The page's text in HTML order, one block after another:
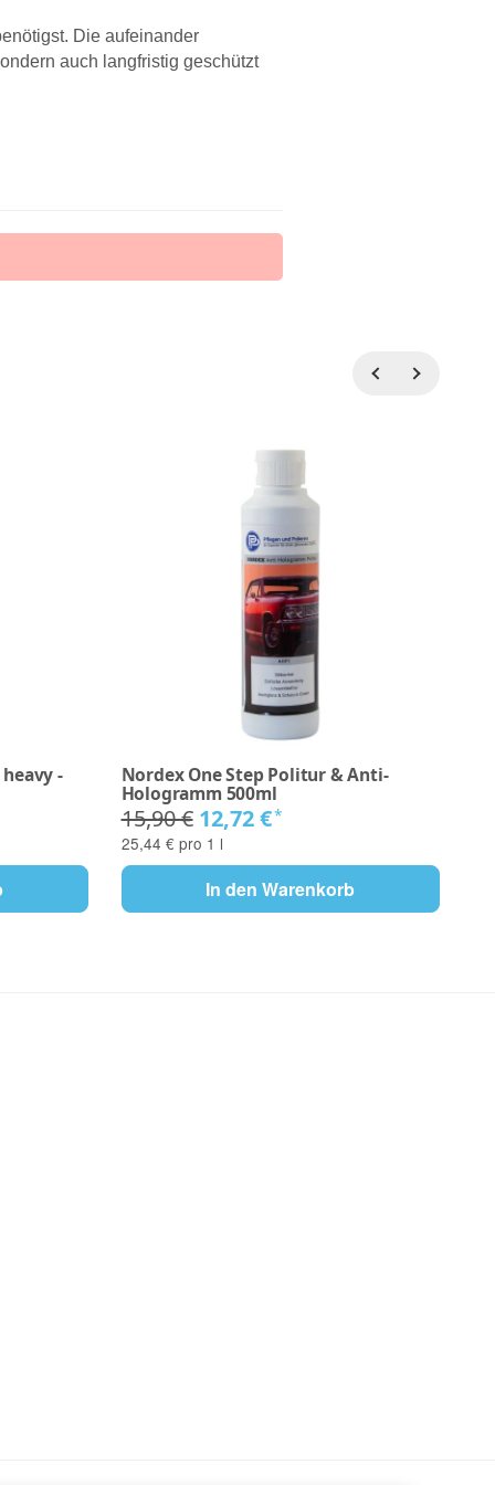
Die aufeinander
auch langfristig geschützt
- Nordex One Step Politur & Anti-
Hologramm 500ml
15,90 € 12,72 €*
25,44 € pro 1 l
In den Warenkorb